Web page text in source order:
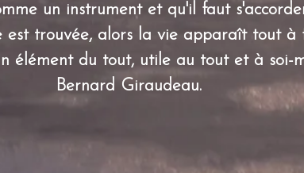
un instrument et qu'il faut
est trouvée, alors la vie apparaît tout à
élément du tout, utile au tout et à soi-
Bernard Giraudeau.